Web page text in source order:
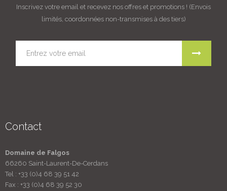
Inscrivez votre email et recevez nos offres et promotions ! (Envois
limités, coordonnées non-transmises à des tiers)
Contact
Domaine de Falgos
66260 Saint-Laurent-De-Cerdans
Tel : +33 (0)4 68 39 51 42
Fax : +33 (0)4 68 39 52 30